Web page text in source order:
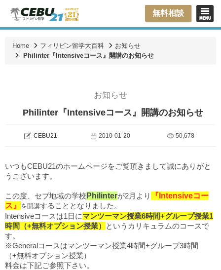
無料相談
Home フィリピン留学大百科
お知らせ
Philinter『Intensiveコース』開講のお知らせ
お知らせ
Philinter『Intensiveコース』開講のお知らせ
CEBU21 2010-01-20 50,678
いつもCEBU21のホームページをご覧頂きまして誠にありがと
うございます。
この度、セブ地域の学校 Philinterが2月より
『Intensiveコー
ス』
を開講することとなりました。
Intensiveコースは1日にマンツーマン授業6時間+グループ授業1
時間（+無料オプション授業）
というカリキュラムのコースで
す。
※Generalコースはマンツーマン授業4時間+グループ3時間
（+無料オプション授業）
料金は下記ご参照下さい。